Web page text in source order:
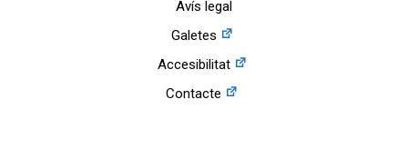
Avís legal
Galetes
Accesibilitat
Contacte